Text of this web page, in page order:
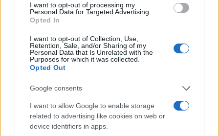
I want to opt-out of processing my
Personal Data for Targeted Advertising.
Opted In
I want to opt-out of Collection, Use,
Retention, Sale, and/or Sharing of my
Personal Data that Is Unrelated with the
Purposes for which it was collected.
Opted Out
Google consents
I want to allow Google to enable storage
related to advertising like cookies on web or
device identifiers in apps.
Nuova Zelanda: ondata di freddo eccezionale porta